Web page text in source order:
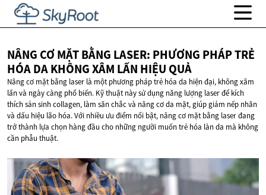
NÂNG CƠ MẶT BẰNG LASER: PHƯƠNG PHÁP TRẺ
HÓA DA KHÔNG XÂM LẤN HIỆU QUẢ
Nâng cơ mặt bằng laser là một phương pháp trẻ hóa da hiện đại, không xâm
lấn và ngày càng phổ biến. Kỹ thuật này sử dụng năng lượng laser để kích
thích sản sinh collagen, làm săn chắc và nâng cơ da mặt, giúp giảm nếp nhăn
và dấu hiệu lão hóa. Với nhiều ưu điểm nổi bật, nâng cơ mặt bằng laser đang
trở thành lựa chọn hàng đầu cho những người muốn trẻ hóa làn da mà không
cần phẫu thuật.